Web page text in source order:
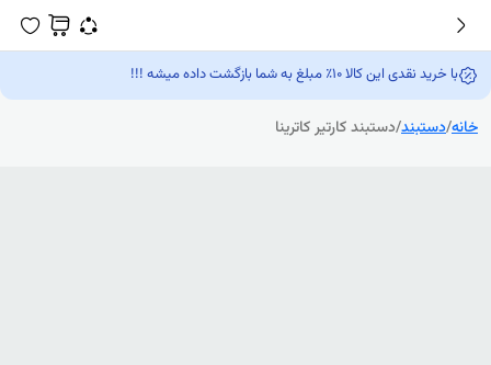
با خرید نقدی این کالا 10٪ مبلغ به شما بازگشت داده میشه !!!
خانه/دستبند/دستبند کارتیر کاترینا